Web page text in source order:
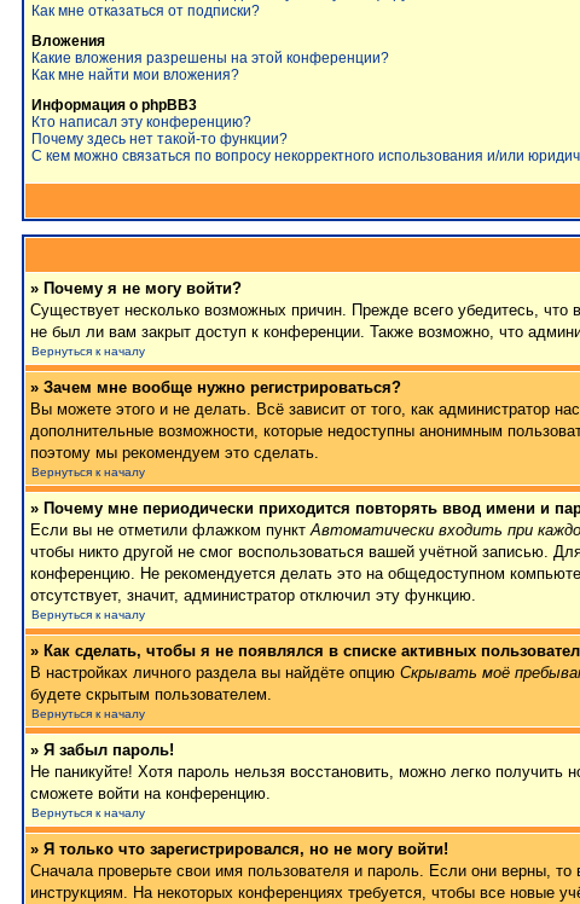
Как мне отказаться от подписки?
Вложения
Какие вложения разрешены на этой конференции?
Как мне найти мои вложения?
Информация о phpBB3
Кто написал эту конференцию?
Почему здесь нет такой-то функции?
С кем можно связаться по вопросу некорректного использования и/или
» Почему я не могу войти?
Существует несколько возможных причин. Прежде всего убедитесь,
не был ли вам закрыт доступ к конференции. Также возможно, что
Вернуться к началу
» Зачем мне вообще нужно регистрироваться?
Вы можете этого и не делать. Всё зависит от того, как администратор
дополнительные возможности, которые недоступны анонимным
поэтому мы рекомендуем это сделать.
Вернуться к началу
» Почему мне периодически приходится повторять ввод имени и
Если вы не отметили флажком пунктАвтоматически входить при
чтобы никто другой не смог воспользоваться вашей учётной записью.
конференцию. Не рекомендуется делать это на общедоступном
отсутствует, значит, администратор отключил эту функцию.
Вернуться к началу
» Как сделать, чтобы я не появлялся в списке активных
В настройках личного раздела вы найдёте опцию Скрывать моё
будете скрытым пользователем.
Вернуться к началу
» Я забыл пароль!
Не паникуйте! Хотя пароль нельзя восстановить, можно легко
сможете войти на конференцию.
Вернуться к началу
» Я только что зарегистрировался, но не могу войти!
Сначала проверьте свои имя пользователя и пароль. Если они верны,
инструкциям. На некоторых конференциях требуется, чтобы все новые